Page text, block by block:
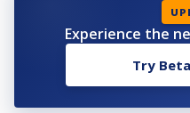
Experience the
Try